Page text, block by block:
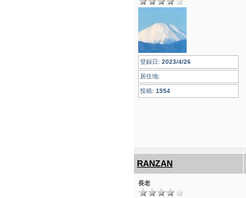
登録日: 2023/4/26
居住地:
投稿: 1554
RANZAN
長老